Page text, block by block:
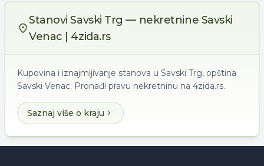
Stanovi Savski Trg — nekretnine Savski
Venac | 4zida.rs
Kupovina i iznajmljivanje stanova u Savski Trg, opština
Savski Venac. Pronađi pravu nekretninu na 4zida.rs.
Saznaj više o kraju